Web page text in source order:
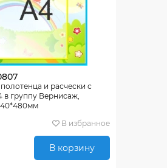
и расчески с
в группу Вернисаж,
В избранное
В корзину